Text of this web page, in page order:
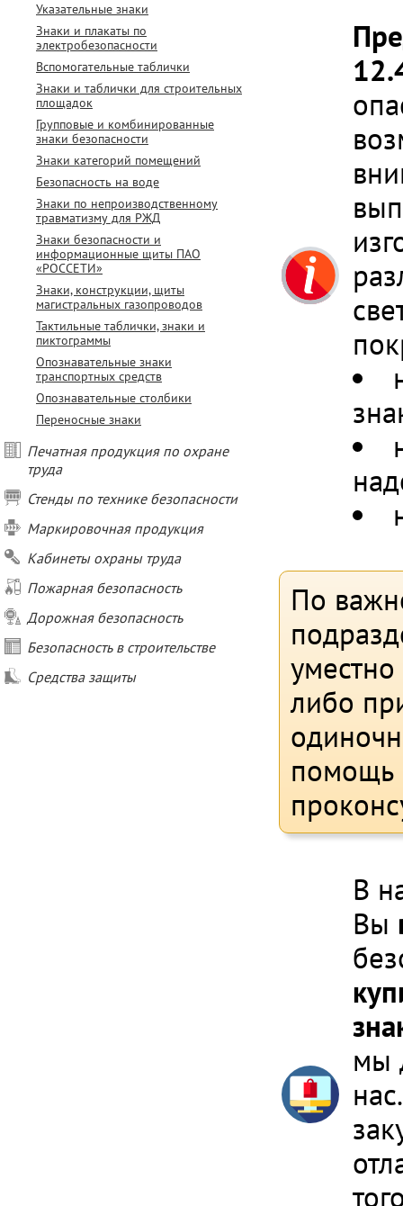
Указательные знаки
Знаки и плакаты по
электробезопасности
Вспомогательные таблички
Знаки и таблички для строительных
площадок
Групповые и комбинированные
знаки безопасности
Знаки категорий помещений
Безопасность на воде
Знаки по непроизводственному
травматизму для РЖД
Знаки безопасности и
информационные щиты ПАО
«РОССЕТИ»
Знаки, конструкции, щиты
магистральных газопроводов
Тактильные таблички, знаки и
пиктограммы
Опознавательные знаки
транспортных средств
Опознавательные столбики
Переносные знаки
Печатная продукция по охране
труда
Стенды по технике безопасности
Маркировочная продукция
Кабинеты охраны труда
Пожарная безопасность
Дорожная безопасность
Безопасность в строительстве
Средства защиты
По
либо
помощь
В
Вы
мы